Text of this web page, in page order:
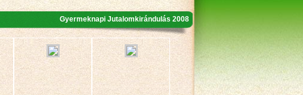
Gyermeknapi Jutalomkirándulás 2008